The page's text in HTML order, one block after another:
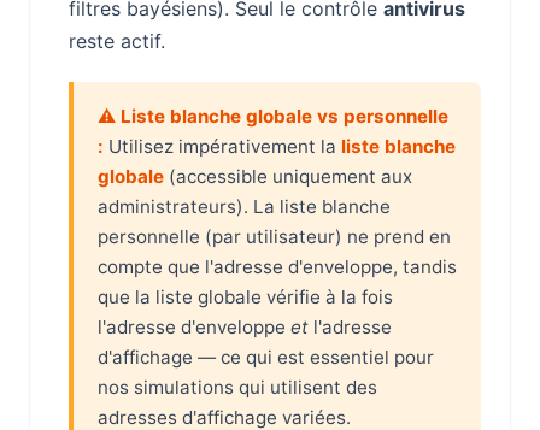
filtres bayésiens). Seul le contrôle antivirus
reste actif.
⚠ Liste blanche globale vs personnelle
: Utilisez impérativement la liste blanche
globale (accessible uniquement aux
administrateurs). La liste blanche
personnelle (par utilisateur) ne prend en
compte que l'adresse d'enveloppe, tandis
que la liste globale vérifie à la fois
l'adresse d'enveloppe et l'adresse
d'affichage — ce qui est essentiel pour
nos simulations qui utilisent des
adresses d'affichage variées.